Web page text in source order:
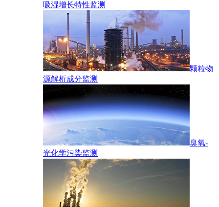
吸湿增长特性监测
颗粒物
源解析成分监测
臭氧-
光化学污染监测